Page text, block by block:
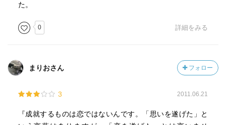
た。
0 詳細をみる
まりおさん フォロー
3 2011.06.21
『成就するものは恋ではないんです。「思いを遂げた」と